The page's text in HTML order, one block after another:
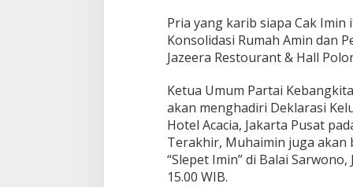
Pria yang karib siapa Cak
Konsolidasi Rumah Amin dan
Jazeera Restourant & Hall
Ketua Umum Partai
akan menghadiri Deklarasi
Hotel Acacia, Jakarta Pusat
Terakhir, Muhaimin juga akan
“Slepet Imin” di Balai
15.00 WIB.